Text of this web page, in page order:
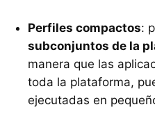
Perfiles compactos:
subconjuntos de la
manera que las
toda la plataforma,
ejecutadas en